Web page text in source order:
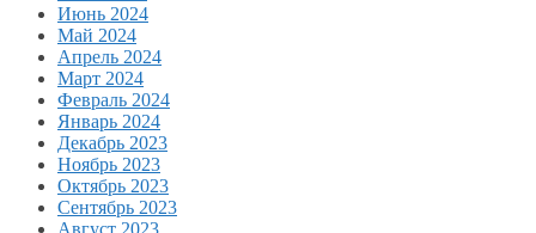
Июнь 2024
Май 2024
Апрель 2024
Март 2024
Февраль 2024
Январь 2024
Декабрь 2023
Ноябрь 2023
Октябрь 2023
Сентябрь 2023
Август 2023